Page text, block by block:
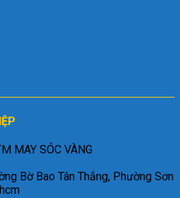
MAY SÓC VÀNG
Bờ Bao Tân Thắng, Phường Sơn